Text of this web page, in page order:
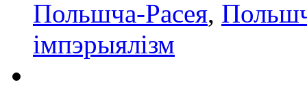
Польшча-Расея,
імпэрыялізм